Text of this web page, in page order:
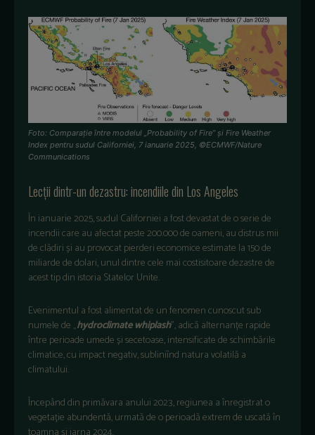
Foto: Comparație între modelul „Probability of Fire” și Fire Weather
Index pentru sudul Californiei, 7 ianuarie 2025, ©ECMWF/Nature
Communications
Lecții dintr-un dezastru: incendiile din Los Angeles
În ianuarie 2025, sudul Californiei a fost devastat de o serie de
incendii care au afectat peste 200.000 de oameni, au distrus mii
de clădiri și au provocat pierderi economice estimate la 150 de
miliarde de dolari, unul dintre cele mai costisitoare dezastre de
acest tip din istoria Statelor Unite.
Evenimentul a fost alimentat de un fenomen cunoscut sub
numele de „hydroclimate whiplash”, adică alternanțe rapide
între perioade umede și secetoase, intensificate de schimbările
climatice, cu impact negativ, subliniînd natura volatilă a
climatului.
Începând din primăvara anului 2023, regiunea a înregistrat o
vegetație abundentă, urmată de o perioadă extrem de uscată în